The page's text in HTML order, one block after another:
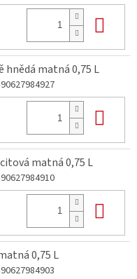
hnědá matná 0,75 L
matná 0,75 L
0,75 L